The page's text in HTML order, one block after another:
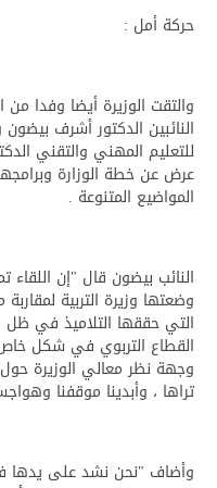
حركة أمل :
والتقت الوزيرة أيضا وفدا
النائبين الدكتور أشرف
للتعليم المهني والتقني
عرض عن خطة الوزارة
المواضيع المتنوعة .
النائب بيضون قال "إن اللقاء
وضعتها وزيرة التربية لمقاربة
التي حققها التلاميذ في ظل
القطاع التربوي في شكل خاص
وجهة نظر معالي الوزيرة حول
تراها ، وأبدينا موقفنا
وأضاف "نحن نشد على يدها